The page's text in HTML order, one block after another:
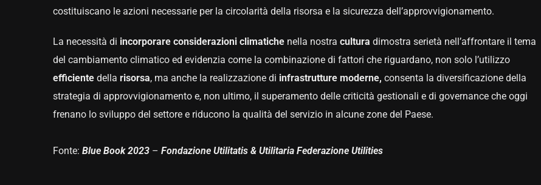
costituiscano le azioni necessarie per la circolarità della risorsa e la sicurezza dell’approvvigionamento.
La necessità di incorporare considerazioni climatichenella nostra cultura dimostra serietà nell’affrontare il tema
del cambiamento climatico ed evidenzia come la combinazione di fattori che riguardano, non solo l’utilizzo
efficientedella risorsa, ma anche la realizzazione di infrastrutture moderne, consenta la diversificazione della
strategia di approvvigionamento e, non ultimo, il superamento delle criticità gestionali e di governance che oggi
frenano lo sviluppo del settore e riducono la qualità del servizio in alcune zone del Paese.
Fonte: Blue Book 2023– Fondazione Utilitatis & Utilitaria Federazione Utilities